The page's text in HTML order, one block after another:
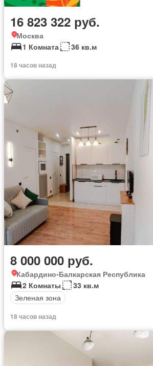
16 823 322 руб.
Москва
1 Комната
36 кв.м
18 часов назад
8 000 000 руб.
Кабардино-Балкарская Республика
2 Комнаты
33 кв.м
Зеленая зона
18 часов назад